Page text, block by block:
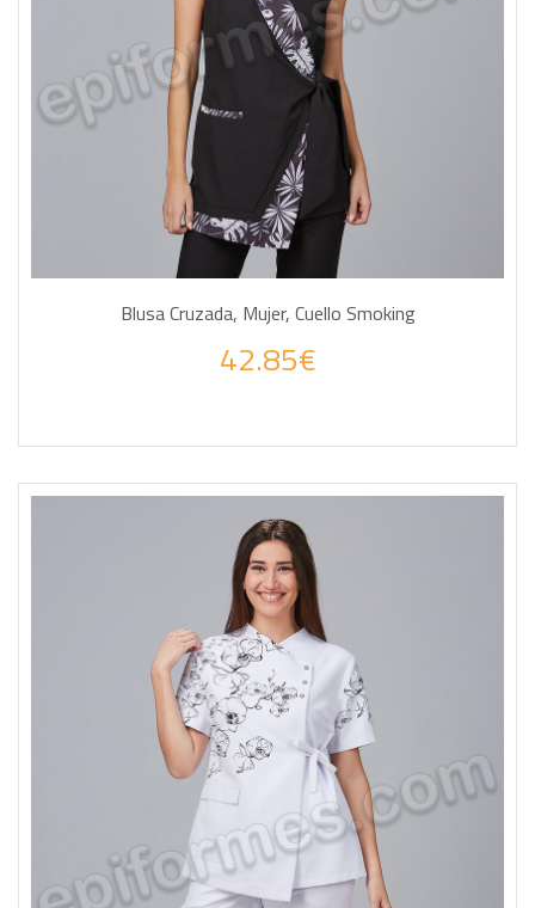
Blusa Cruzada, Mujer, Cuello Smoking
42.85€